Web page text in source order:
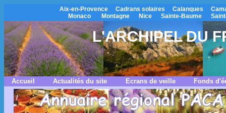
Aix-en-Provence Cadrans solaires Calanques
Monaco
Montagne Nice Sainte-Baume
L'ARCHIPEL DU
Accueil Actualités du site Ecrans de veille Fonds